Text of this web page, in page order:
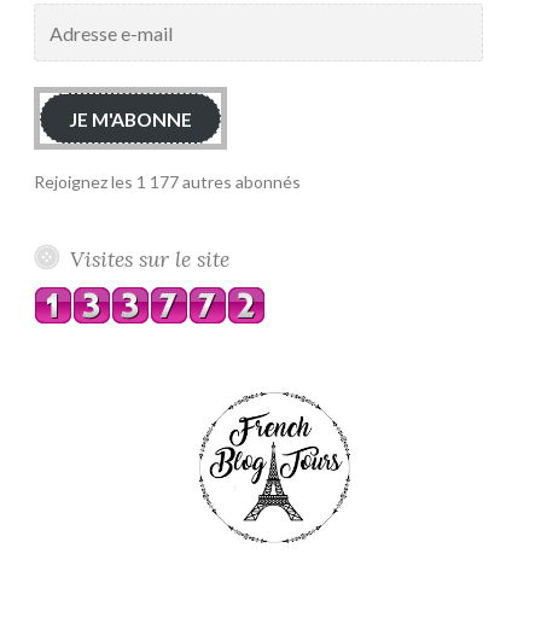
mail
JE M'ABONNE
Rejoignez les 1 177 autres abonnés
Visites sur le site